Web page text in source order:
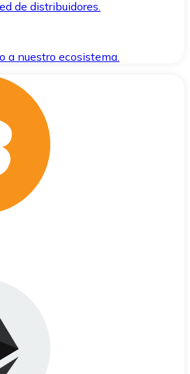
de distribuidores.
a nuestro ecosistema.